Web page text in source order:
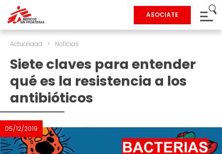
ASOCIATE
Actualidad > Noticias
Siete claves para entender
qué es la resistencia a los
antibióticos
05/12/2019